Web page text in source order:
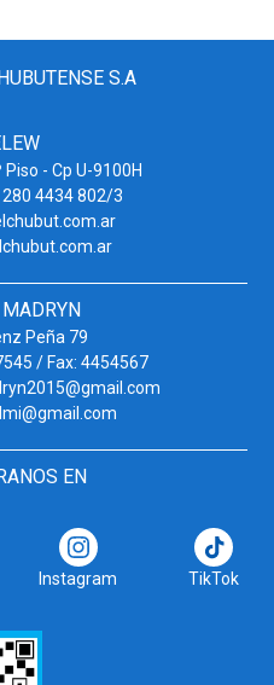
S.A
- Cp U-9100H
4434 802/3
Peña 79
/ Fax: 4454567
EN
Instagram TikTok